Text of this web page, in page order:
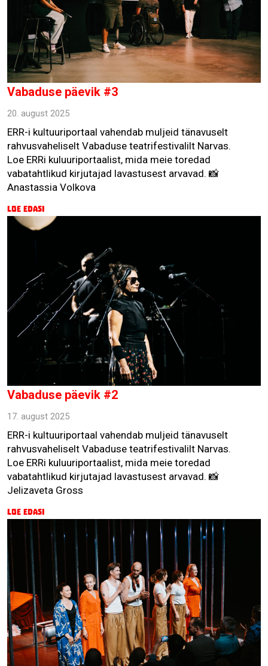
Vabaduse päevik #3
20. august 2025
ERR-i kultuuriportaal vahendab muljeid tänavuselt
rahvusvaheliselt Vabaduse teatrifestivalilt Narvas.
Loe ERRi kuluuriportaalist, mida meie toredad
vabatahtlikud kirjutajad lavastusest arvavad. 📸
Anastassia Volkova
Loe edasi
Vabaduse päevik #2
17. august 2025
ERR-i kultuuriportaal vahendab muljeid tänavuselt
rahvusvaheliselt Vabaduse teatrifestivalilt Narvas.
Loe ERRi kuluuriportaalist, mida meie toredad
vabatahtlikud kirjutajad lavastusest arvavad. 📸
Jelizaveta Gross
Loe edasi